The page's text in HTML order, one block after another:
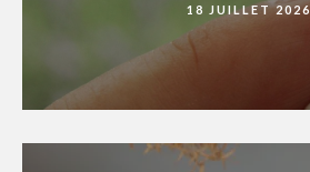
18 JUILLET 2026